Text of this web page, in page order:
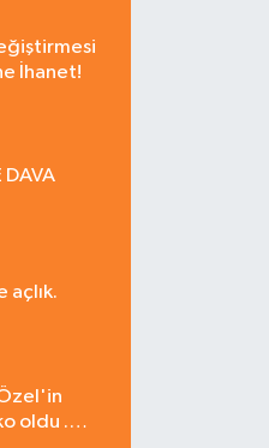
İhanet!
DAVA
açlık.
oldu .